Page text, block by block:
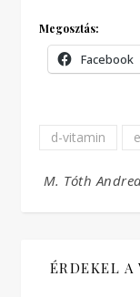
Megosztás:
Facebook
d-vitamin
M. Tóth Andrea
ÉRDEKEL A